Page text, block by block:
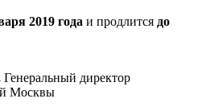
2019 года и продлится до
Генеральный директор
Москвы